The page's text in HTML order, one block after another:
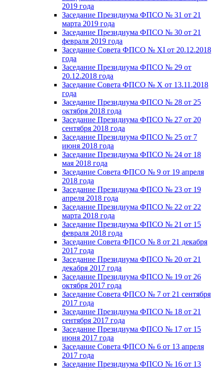
2019 года
Заседание Президиума ФПСО № 31 от 21
марта 2019 года
Заседание Президиума ФПСО № 30 от 21
февраля 2019 года
Заседание Совета ФПСО № XI от 20.12.2018
года
Заседание Президиума ФПСО № 29 от
20.12.2018 года
Заседание Совета ФПСО № X от 13.11.2018
года
Заседание Президиума ФПСО № 28 от 25
октября 2018 года
Заседание Президиума ФПСО № 27 от 20
сентября 2018 года
Заседание Президиума ФПСО № 25 от 7
июня 2018 года
Заседание Президиума ФПСО № 24 от 18
мая 2018 года
Заседание Совета ФПСО № 9 от 19 апреля
2018 года
Заседание Президиума ФПСО № 23 от 19
апреля 2018 года
Заседание Президиума ФПСО № 22 от 22
марта 2018 года
Заседание Президиума ФПСО № 21 от 15
февраля 2018 года
Заседание Совета ФПСО № 8 от 21 декабря
2017 года
Заседание Президиума ФПСО № 20 от 21
декабря 2017 года
Заседание Президиума ФПСО № 19 от 26
октября 2017 года
Заседание Совета ФПСО № 7 от 21 сентября
2017 года
Заседание Президиума ФПСО № 18 от 21
сентября 2017 года
Заседание Президиума ФПСО № 17 от 15
июня 2017 года
Заседание Совета ФПСО № 6 от 13 апреля
2017 года
Заседание Президиума ФПСО № 16 от 13